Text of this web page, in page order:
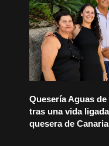
Quesería Aguas
tras una vida
quesera de